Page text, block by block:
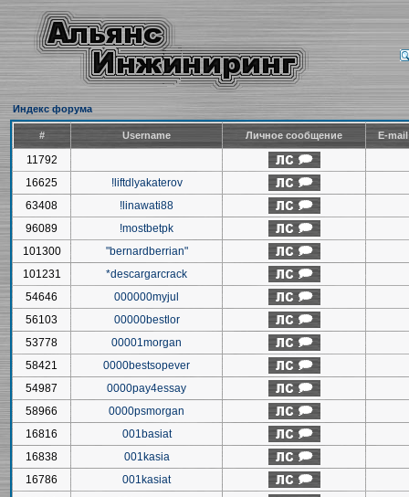
Индекс форума
# Username Личное сообщение E-
11792
16625
!liftdlyakaterov
63408
!linawati88
96089
!mostbetpk
101300
"bernardberrian"
101231
*descargarcrack
54646
000000myjul
56103
00000bestlor
53778
00001morgan
58421
0000bestsopever
54987
0000pay4essay
58966
0000psmorgan
16816
001basiat
16838
001kasia
16786
001kasiat